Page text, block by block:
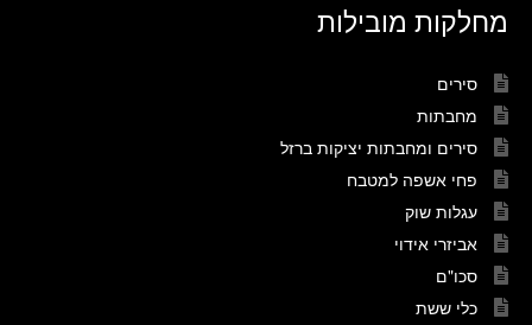
מחלקות מובילות
סירים
מחבתות
סירים ומחבתות יציקות ברזל
פחי אשפה למטבח
עגלות שוק
אביזרי אידוי
סכו"ם
כלי ששת